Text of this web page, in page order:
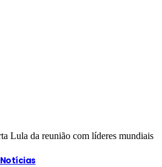
Lula da reunião com líderes mundiais